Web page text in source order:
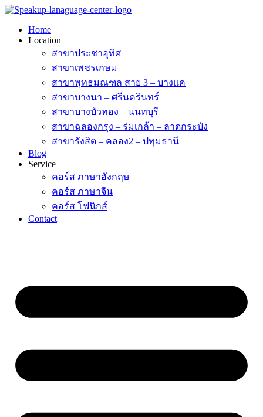
Skip
contentHome
Location
สาขาประชาอุทิศ
สาขาเพชรเกษม
สาขาพุทธมณฑล สาย 3 – บางแค
สาขาบางนา – ศรีนครินทร์
สาขาบางบัวทอง – นนทบุรี
สาขาฉลองกรุง – ร่มเกล้า – ลาดกระบัง
สาขารังสิต – คลอง2 – ปทุมธานี
Blog
Service
คอร์ส ภาษาอังกฤษ
คอร์ส ภาษาจีน
คอร์ส โฟนิกส์
Contact